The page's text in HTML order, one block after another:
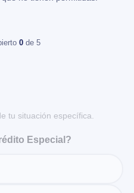
0 de 5
tu situación específica.
Especial?